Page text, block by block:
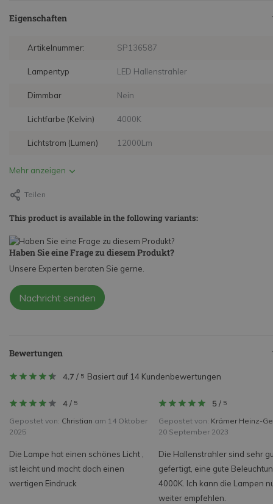
Eigenschaften
Artikelnummer: SP136587
Lampentyp LED Hallenstrahler
Dimmbar Nein
Lichtfarbe (Kelvin) 4000K
Lichtstrom (Lumen) 12000Lm
Mehr anzeigen
Teilen
This product is available in the following variants:
Haben Sie eine Frage zu diesem Produkt?
Unsere Experten beraten Sie gerne.
Nachricht senden
Bewertungen
4.7 / 5 Basiert auf 14 Kundenbewertungen
4/ 5
Gepostet von: Christian am 14 Oktober
2025
Die Lampe hat einen schönes Licht ,
ist leicht und macht doch einen
wertigen Eindruck
5/ 5
Gepostet von: Krämer Heinz-
20 September 2023
Die Hallenstrahler sind sehr
gefertigt, eine gute
4000K. Ich kann die Lampen
weiter empfehlen.